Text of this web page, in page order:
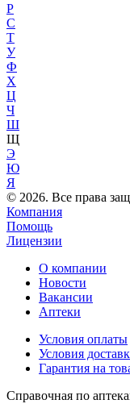
Р
С
Т
У
Ф
Х
Ц
Ч
Ш
Щ
Э
Ю
Я
© 2026. Все права
Компания
Помощь
Лицензии
О компании
Новости
Вакансии
Аптеки
Условия оплаты
Условия
Гарантия на
Справочная по